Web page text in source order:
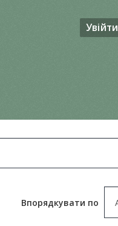
Увійти
Впорядкувати по